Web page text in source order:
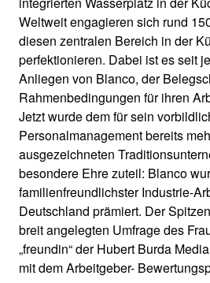
Weltweit engagieren sich rund
diesen zentralen Bereich in der
perfektionieren. Dabei ist es seit
Anliegen von Blanco, der
Rahmenbedingungen für ihren
Jetzt wurde dem für sein
Personalmanagement bereits
ausgezeichneten
besondere Ehre zuteil: Blanco
familienfreundlichster Industrie-
Deutschland prämiert. Der
breit angelegten Umfrage des
„freundin“ der Hubert Burda
mit dem Arbeitgeber-